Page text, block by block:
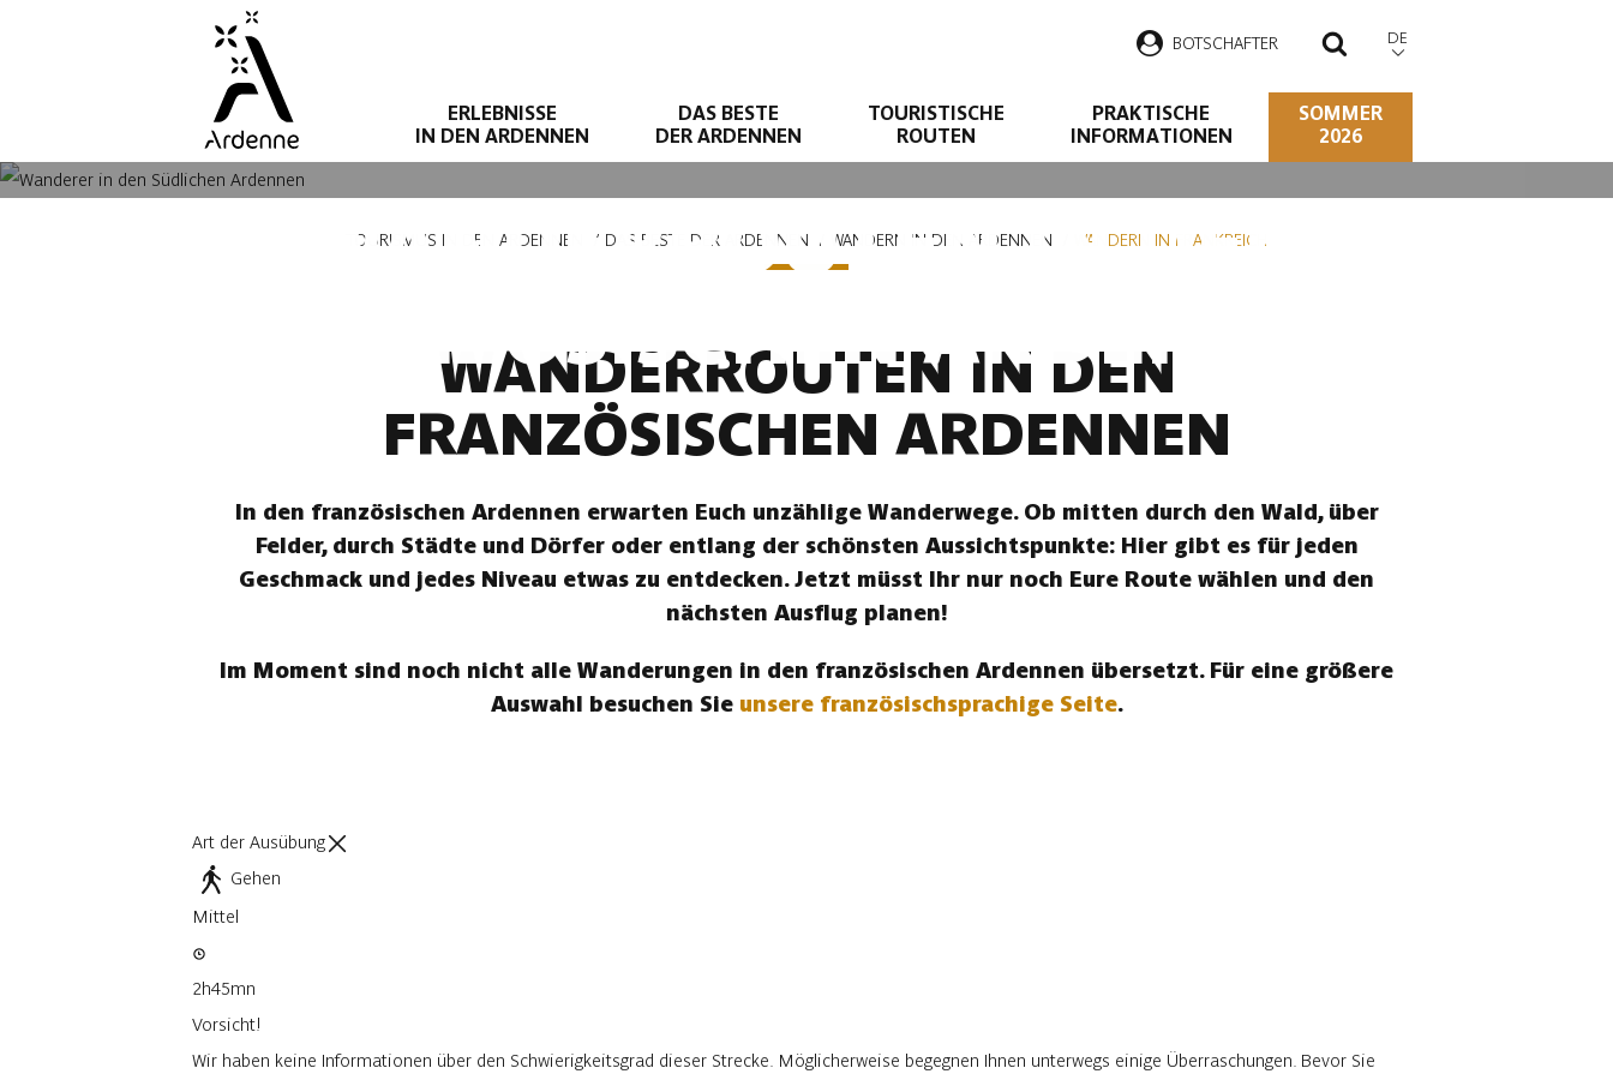
BOTSCHAFTER SUCHEN
DE
ERLEBNISSE
IN DEN ARDENNEN
DAS BESTE
DER ARDENNEN
TOURISTISCHE
ROUTEN
PRAKTISCHE
INFORMATIONEN
SOMMER
2026
WANDERROUTEN IN DEN
FRANZÖSISCHEN ARDENNEN
TOURISMUS IN DEN ARDENNEN DAS BESTE DER ARDENNEN WANDERN IN DEN ARDENNEN WANDERN IN FRANKREICH
WANDERROUTEN IN DEN
FRANZÖSISCHEN ARDENNEN
In den französischen Ardennen erwarten Euch unzählige Wanderwege. Ob mitten durch den Wald, über
Felder, durch Städte und Dörfer oder entlang der schönsten Aussichtspunkte: Hier gibt es für jeden
Geschmack und jedes Niveau etwas zu entdecken. Jetzt müsst Ihr nur noch Eure Route wählen und den
nächsten Ausflug planen!
Im Moment sind noch nicht alle Wanderungen in den französischen Ardennen übersetzt. Für eine größere
Auswahl besuchen Sie unsere französischsprachige Seite.
Art der Ausübung
Gehen
Mittel
2h45mn
Vorsicht!
Wir haben keine Informationen über den Schwierigkeitsgrad dieser Strecke. Möglicherweise begegnen Ihnen unterwegs einige Überraschungen. Bevor Sie